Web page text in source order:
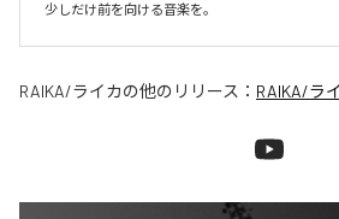
少しだけ前を向ける音楽を。
RAIKA/ライカの他のリリース： RAIKA/ラ